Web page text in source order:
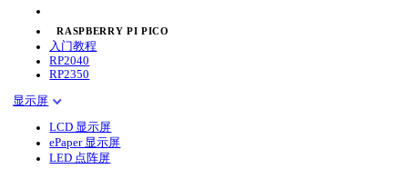
RASPBERRY PI PICO
入门教程
RP2040
RP2350
显示屏
LCD 显示屏
ePaper 显示屏
LED 点阵屏